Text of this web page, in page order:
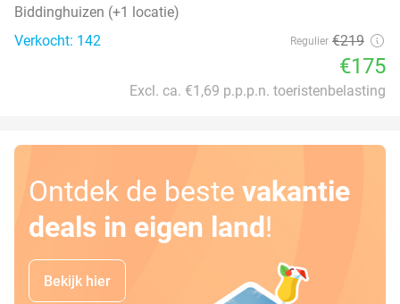
Biddinghuizen (+1 locatie)
Verkocht: 142
Regulier €219
€175
Excl. ca. €1,69 p.p.p.n. toeristenbelasting
Ontdek de beste vakantie
deals in eigen land!
Bekijk hier